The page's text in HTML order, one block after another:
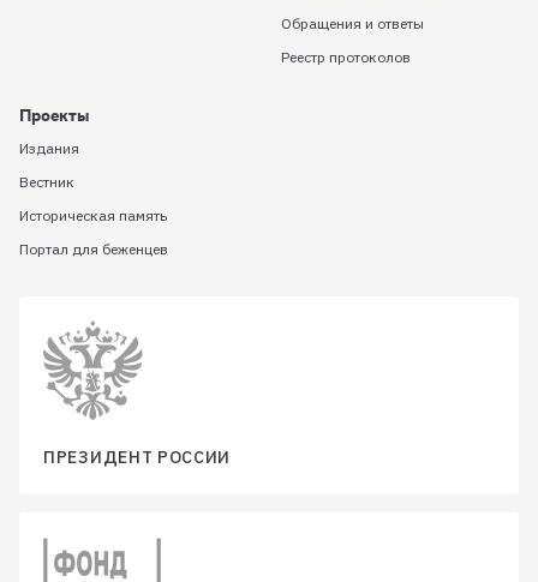
Обращения и ответы
Реестр протоколов
Проекты
Издания
Вестник
Историческая память
Портал для беженцев
ПРЕЗИДЕНТ РОССИИ